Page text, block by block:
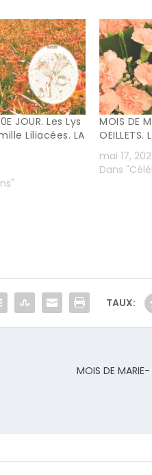
JOUR. Les Lys
Liliacées. LA
MOIS DE
OEILLETS.
mai 17,
Dans
TAUX:
MOIS DE